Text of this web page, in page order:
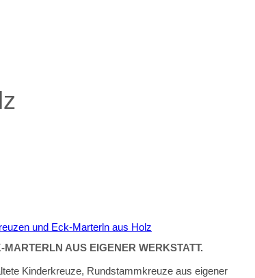
AUS EIGENER WERKSTATT.
Kinderkreuze, Rundstammkreuze aus eigener